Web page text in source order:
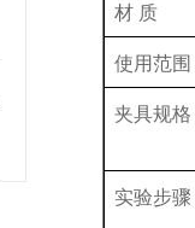
材 质
使用范围
夹具规格
实验步骤